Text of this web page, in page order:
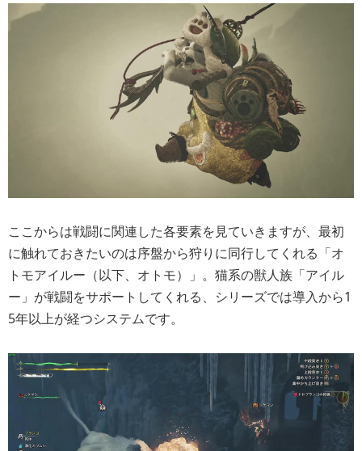
ここからは戦闘に関連した各要素を見ていきますが、最初
に触れておきたいのは序盤から狩りに同行してくれる「オ
トモアイルー（以下、オトモ）」。猫系の獣人族「アイル
ー」が戦闘をサポートしてくれる、シリーズでは導入から1
5年以上が経つシステムです。